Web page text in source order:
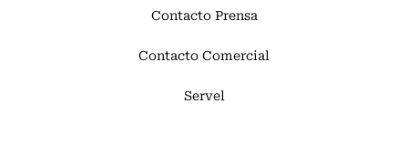
Contacto Prensa
Contacto Comercial
Servel